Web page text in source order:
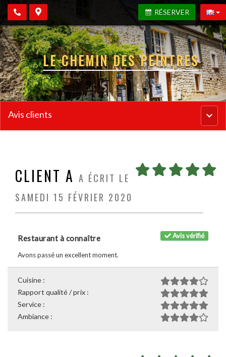
RÉSERVER
LE CHEMIN DES PEINTRES
Menu
Avis clients
CLIENT A A ÉCRIT LE
SAMEDI 15 FÉVRIER 2020
Avis vérifié
Restaurant à connaître
Avons passé un excellent moment.
Cuisine :
Rapport qualité / prix :
Service :
Ambiance :